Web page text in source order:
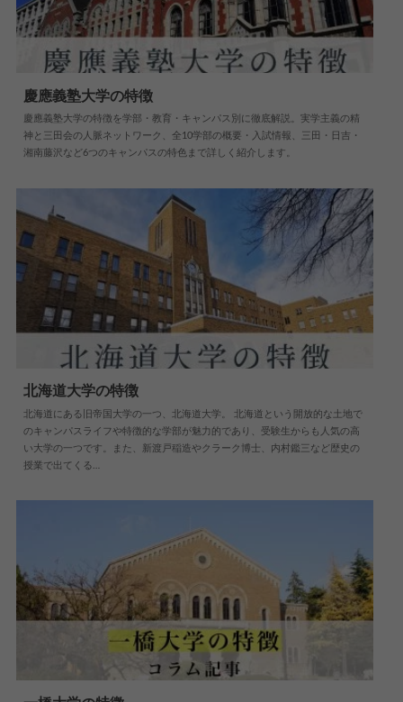
大学情報 2026.05.28
慶應義塾大学の特徴
慶應義塾大学の特徴を学部・教育・キャンパス別に徹底解説。実学主義の精
神と三田会の人脈ネットワーク、全10学部の概要・入試情報、三田・日吉・
湘南藤沢など6つのキャンパスの特色まで詳しく紹介します。
2021.02.18
北海道大学の特徴
北海道にある旧帝国大学の一つ、北海道大学。 北海道という開放的な土地で
のキャンパスライフや特徴的な学部が魅力的であり、受験生からも人気の高
い大学の一つです。また、新渡戸稲造やクラーク博士、内村鑑三など歴史の
授業で出てくる…